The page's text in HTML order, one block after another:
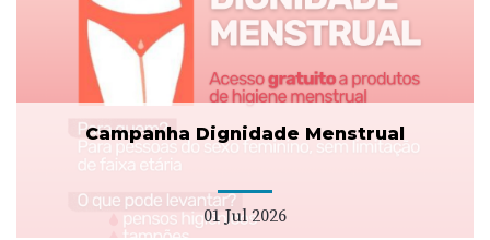
Campanha Dignidade Menstrual
01 Jul 2026